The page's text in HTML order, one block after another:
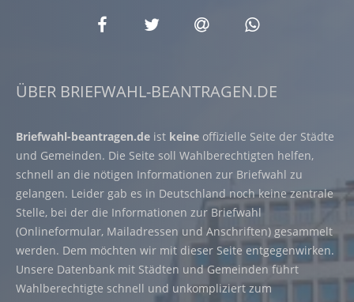
ÜBER BRIEFWAHL-BEANTRAGEN.DE
Briefwahl-beantragen.de ist keine offizielle Seite der Städte
und Gemeinden. Die Seite soll Wahlberechtigten helfen,
schnell an die nötigen Informationen zur Briefwahl zu
gelangen. Leider gab es in Deutschland noch keine zentrale
Stelle, bei der die Informationen zur Briefwahl
(Onlineformular, Mailadressen und Anschriften) gesammelt
werden. Dem möchten wir mit dieser Seite entgegenwirken.
Unsere Datenbank mit Städten und Gemeinden führt
Wahlberechtigte schnell und unkompliziert zum